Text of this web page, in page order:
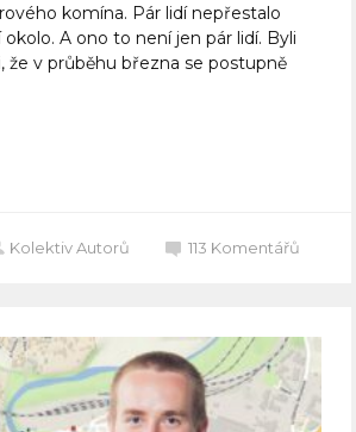
komína. Pár lidí nepřestalo
A ono to není jen pár lidí. Byli
že v průběhu března se postupně
Kolektiv Autorů 113 Komentářů